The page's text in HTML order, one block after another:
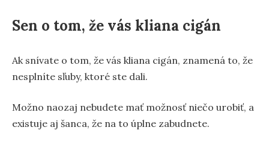
Sen o tom, že vás kliana cigán
Ak snívate o tom, že vás kliana cigán, znamená to, že
nesplníte sľuby, ktoré ste dali.
Možno naozaj nebudete mať možnosť niečo urobiť, a
existuje aj šanca, že na to úplne zabudnete.